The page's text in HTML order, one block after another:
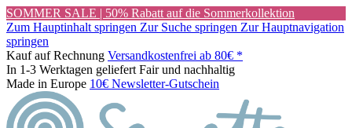
SOMMER SALE | 50% Rabatt auf die Sommerkollektion
Zum Hauptinhalt springen Zur Suche springen Zur Hauptnavigation
springen
Kauf auf Rechnung Versandkostenfrei ab 80€ *
In 1-3 Werktagen geliefert Fair und nachhaltig
Made in Europe 10€ Newsletter-Gutschein